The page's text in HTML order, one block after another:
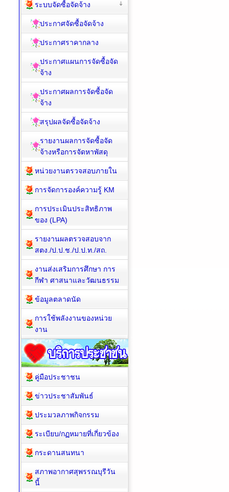
ระบบจัดซื้อจัดจ้าง
ประกาศจัดซื้อจัดจ้าง
ประกาศราคากลาง
ประกาศแผนการจัดซื้อจัด
จ้าง
ประกาศผลการจัดซื้อจัด
จ้าง
สรุปผลจัดซื้อจัดจ้าง
รายงานผลการจัดซื้อจัด
จ้างหรือการจัดหาพัสดุ
หน่วยงานตรวจสอบภายใน
การจัดการองค์ความรู้ KM
การประเมินประสิทธิภาพ
ของ (LPA)
รายงานผลตรวจสอบจาก
สตง./ป.ป.ช./ป.ป.ท./สถ.
งานส่งเสริมการศึกษา การ
กีฬา ศาสนาและวัฒนธรรม
ข้อมูลตลาดนัด
การใช้พลังงานของหน่วย
งาน
คู่มือประชาชน
ข่าวประชาสัมพันธ์
ประมวลภาพกิจกรรม
ระเบียบ/กฏหมายที่เกี่ยวข้อง
กระดานสนทนา
สภาพอากาศสุพรรณบุรีวัน
นี้